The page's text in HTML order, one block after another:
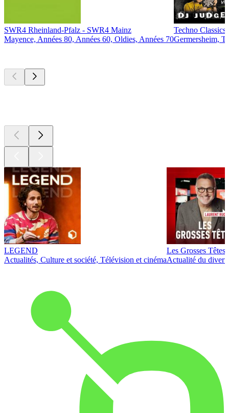
SWR4 Rheinland-Pfalz - SWR4 Mainz
Mayence, Années 80, Années 60, Oldies, Années 70
Techno Classics
Germersheim,
LEGEND
Actualités, Culture et société, Télévision et cinéma
Les Grosses Têtes
Actualité du